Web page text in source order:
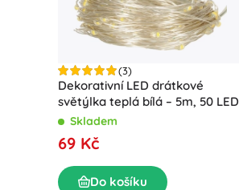
(3)
Dekorativní LED drátkové
světýlka teplá bílá – 5m, 50 LED
Skladem
69 Kč
Do košíku